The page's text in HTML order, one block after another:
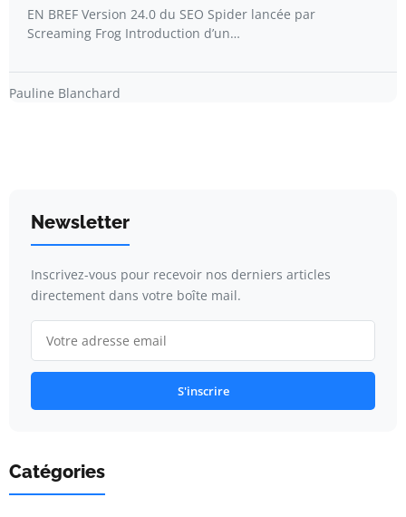
EN BREF Version 24.0 du SEO Spider lancée par
Screaming Frog Introduction d’un…
Pauline Blanchard
Newsletter
Inscrivez-vous pour recevoir nos derniers articles
directement dans votre boîte mail.
S'inscrire
Catégories